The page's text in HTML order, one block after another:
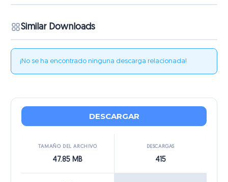
Similar Downloads
¡No se ha encontrado ninguna descarga relacionada!
DESCARGAR
TAMAÑO DEL ARCHIVO
47.85 MB
DESCARGAS
415